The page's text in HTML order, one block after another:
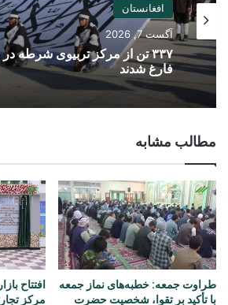
افغانستان
آگست 7, 2026
۳۳۷ تن از مرکز تربیوی شرطه
فارغ شدند
مطالب مشابه
طراوت جمعه: خطبه‌های نماز جمعه
با تأکید بر تقوا، شخصیت حضرت
افتتاح
مرکز